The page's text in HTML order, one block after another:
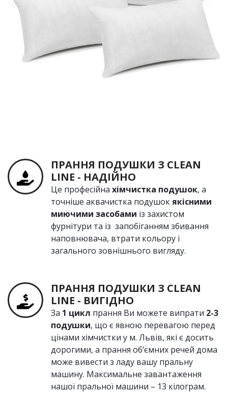
ПРАННЯ ПОДУШКИ З СLEAN
LINE - НАДІЙНО
Це професійна хімчистка подушок, а
точніше аквачистка подушокякісними
миючими засобами із захистом
фурнітури та із запобіганням збивання
наповнювача, втрати кольору і
загального зовнішнього вигляду.
ПРАННЯ ПОДУШКИ З СLEAN
LINE - ВИГІДНО
За 1 цикл прання Ви можете випрати 2-3
подушки, що є явною перевагою перед
цінами хімчистки у м. Львів, які є досить
дорогими, а прання об’ємних речей дома
може вивести з ладу вашу пральну
машину. Максимальне завантаження
нашої пральної машини – 13 кілограм.